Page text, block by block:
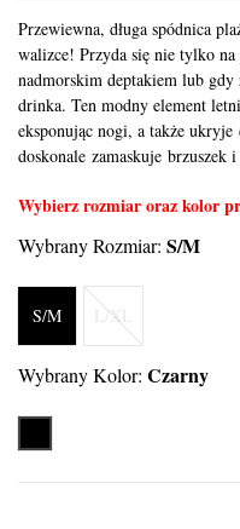
Przewiewna, długa spódnica
walizce! Przyda się nie tylko na
nadmorskim deptakiem lub gdy
drinka. Ten modny element
eksponując nogi, a także ukryje
doskonale zamaskuje brzuszek
Wybierz rozmiar oraz kolor
Wybrany Rozmiar: S/M
S/M L/XL
Wybrany Kolor: Czarny